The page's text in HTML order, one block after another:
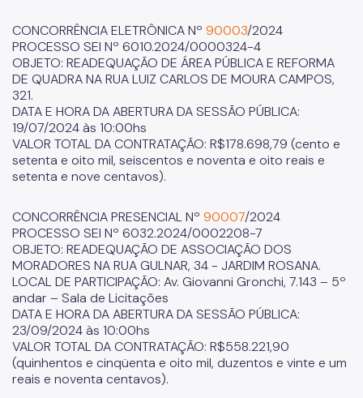
CONCORRÊNCIA ELETRÔNICA Nº 90003/2024
PROCESSO SEI Nº 6010.2024/0000324-4
OBJETO: READEQUAÇÃO DE ÁREA PÚBLICA E REFORMA
DE QUADRA NA RUA LUIZ CARLOS DE MOURA CAMPOS,
321.
DATA E HORA DA ABERTURA DA SESSÃO PÚBLICA:
19/07/2024 às 10:00hs
VALOR TOTAL DA CONTRATAÇÃO: R$178.698,79 (cento e
setenta e oito mil, seiscentos e noventa e oito reais e
setenta e nove centavos).
CONCORRÊNCIA PRESENCIAL Nº 90007/2024
PROCESSO SEI Nº 6032.2024/0002208-7
OBJETO: READEQUAÇÃO DE ASSOCIAÇÃO DOS
MORADORES NA RUA GULNAR, 34 - JARDIM ROSANA.
LOCAL DE PARTICIPAÇÃO: Av. Giovanni Gronchi, 7.143 – 5º
andar – Sala de Licitações
DATA E HORA DA ABERTURA DA SESSÃO PÚBLICA:
23/09/2024 às 10:00hs
VALOR TOTAL DA CONTRATAÇÃO: R$558.221,90
(quinhentos e cinqüenta e oito mil, duzentos e vinte e um
reais e noventa centavos).